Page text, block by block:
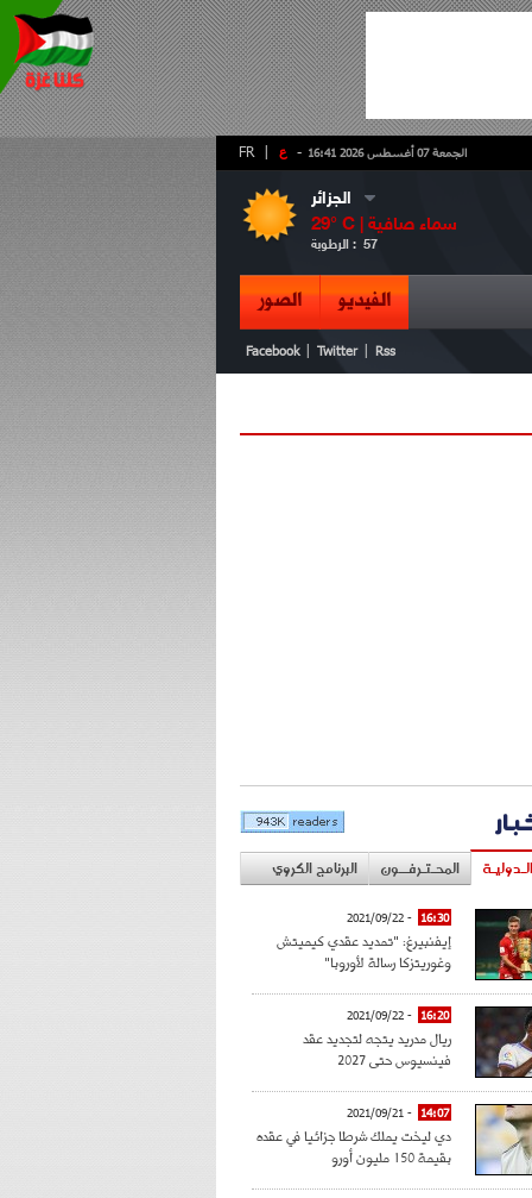
- ع FR الجمعة 07 أغسطس 2026 16:41
الجزائر
29° C | سماء صافية
الرطوبة : 57
الفيديو الصور
Facebook Twitter Rss
المحـتـرفــون البرنامج الكروي
16:30
- 2021/09/22
إيفنبيرغ: "تمديد عقدي كيميتش
وغوريتزكا رسالة لأوروبا"
16:20
- 2021/09/22
ريال مدريد يتجه لتجديد عقد
فينسيوس حتى 2027
14:07
- 2021/09/21
دي ليخت يملك شرطا جزائيا في عقده
بقيمة 150 مليون أورو